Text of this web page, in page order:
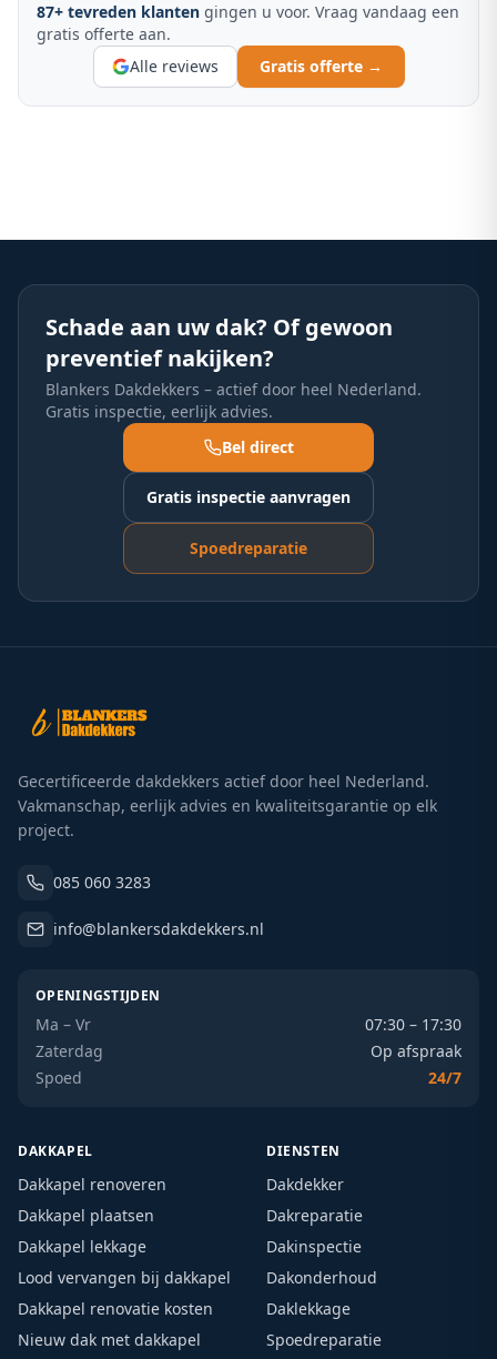
87+ tevreden klanten gingen u voor. Vraag vandaag een
gratis offerte aan.
Alle reviews
Gratis offerte →
Schade aan uw dak? Of gewoon
preventief nakijken?
Blankers Dakdekkers – actief door heel Nederland.
Gratis inspectie, eerlijk advies.
Bel direct
Gratis inspectie aanvragen
Spoedreparatie
Gecertificeerde dakdekkers actief door heel Nederland.
Vakmanschap, eerlijk advies en kwaliteitsgarantie op elk
project.
085 060 3283
info@blankersdakdekkers.nl
OPENINGSTIJDEN
Ma – Vr
07:30 – 17:30
Zaterdag
Op afspraak
Spoed
24/7
DAKKAPEL
Dakkapel renoveren
Dakkapel plaatsen
Dakkapel lekkage
Lood vervangen bij dakkapel
Dakkapel renovatie kosten
Nieuw dak met dakkapel
DIENSTEN
Dakdekker
Dakreparatie
Dakinspectie
Dakonderhoud
Daklekkage
Spoedreparatie